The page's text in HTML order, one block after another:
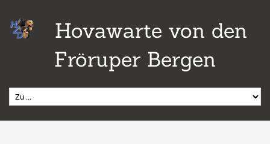
Hovawarte von den
Fröruper Bergen